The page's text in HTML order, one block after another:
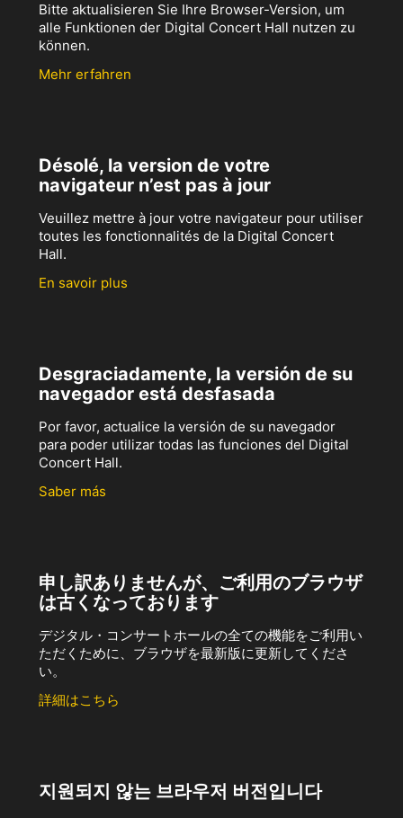
Bitte aktualisieren Sie Ihre Browser-Version, um
alle Funktionen der Digital Concert Hall nutzen zu
können.
Mehr erfahren
Désolé, la version de votre
navigateur n’est pas à jour
Veuillez mettre à jour votre navigateur pour utiliser
toutes les fonctionnalités de la Digital Concert
Hall.
En savoir plus
Desgraciadamente, la versión de su
navegador está desfasada
Por favor, actualice la versión de su navegador
para poder utilizar todas las funciones del Digital
Concert Hall.
Saber más
申し訳ありませんが、ご利用のブラウザ
は古くなっております
デジタル・コンサートホールの全ての機能をご利用い
ただくために、ブラウザを最新版に更新してくださ
い。
詳細はこちら
지원되지 않는 브라우저 버전입니다